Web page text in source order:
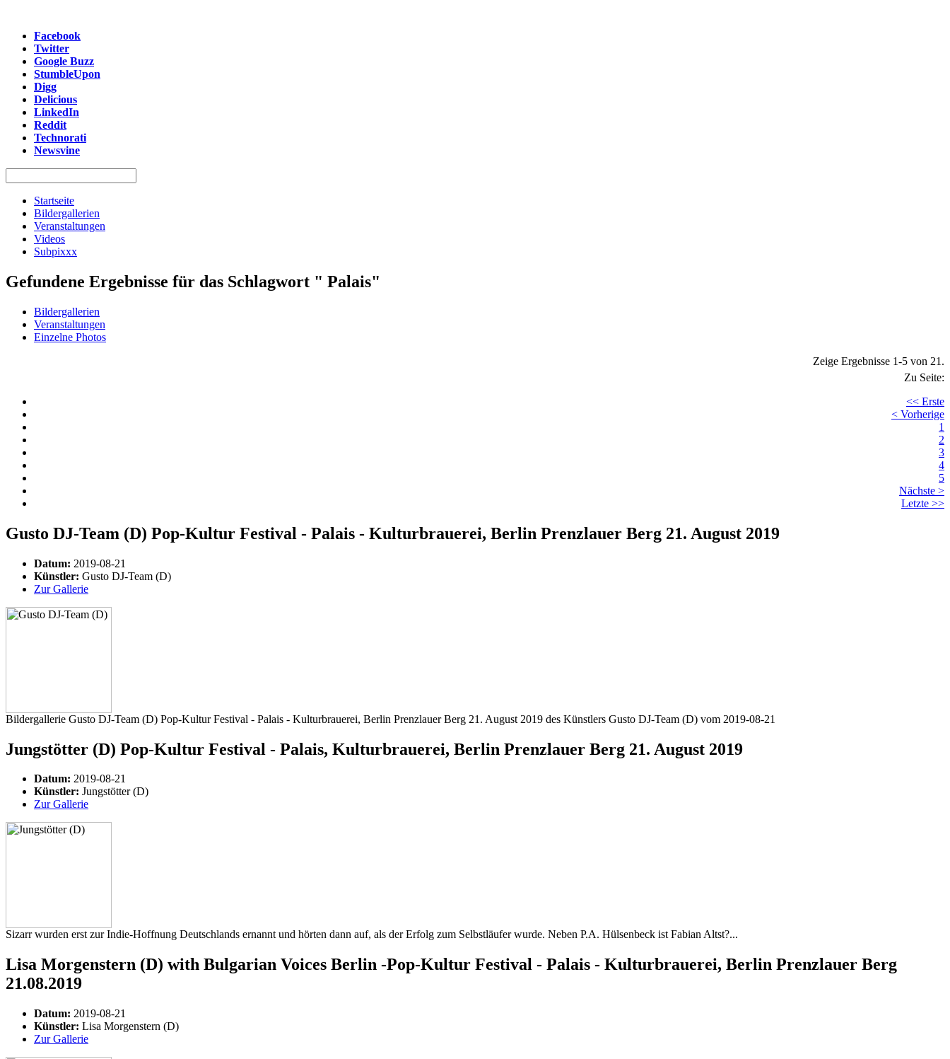
Facebook
Twitter
Google Buzz
StumbleUpon
Digg
Delicious
LinkedIn
Reddit
Technorati
Newsvine
Startseite
Bildergallerien
Veranstaltungen
Videos
Subpixxx
Gefundene Ergebnisse für das Schlagwort " Palais"
Bildergallerien
Veranstaltungen
Einzelne Photos
Zeige Ergebnisse 1-5 von 21.
Zu Seite:
<< Erste
< Vorherige
1
2
3
4
5
Nächste >
Letzte >>
Gusto DJ-Team (D) Pop-Kultur Festival - Palais - Kulturbrauerei, Berlin Prenzlauer Berg 21. August 2019
Datum: 2019-08-21
Künstler: Gusto DJ-Team (D)
Zur Gallerie
Bildergallerie Gusto DJ-Team (D) Pop-Kultur Festival - Palais - Kulturbrauerei, Berlin Prenzlauer Berg 21. August 2019 des Künstlers Gusto DJ-Team (D) vom 2019-08-21
Jungstötter (D) Pop-Kultur Festival - Palais, Kulturbrauerei, Berlin Prenzlauer Berg 21. August 2019
Datum: 2019-08-21
Künstler: Jungstötter (D)
Zur Gallerie
Sizarr wurden erst zur Indie-Hoffnung Deutschlands ernannt und hörten dann auf, als der Erfolg zum Selbstläufer wurde. Neben P.A. Hülsenbeck ist Fabian Altst?...
Lisa Morgenstern (D) with Bulgarian Voices Berlin -Pop-Kultur Festival - Palais - Kulturbrauerei, Berlin Prenzlauer Berg
21.08.2019
Datum: 2019-08-21
Künstler: Lisa Morgenstern (D)
Zur Gallerie